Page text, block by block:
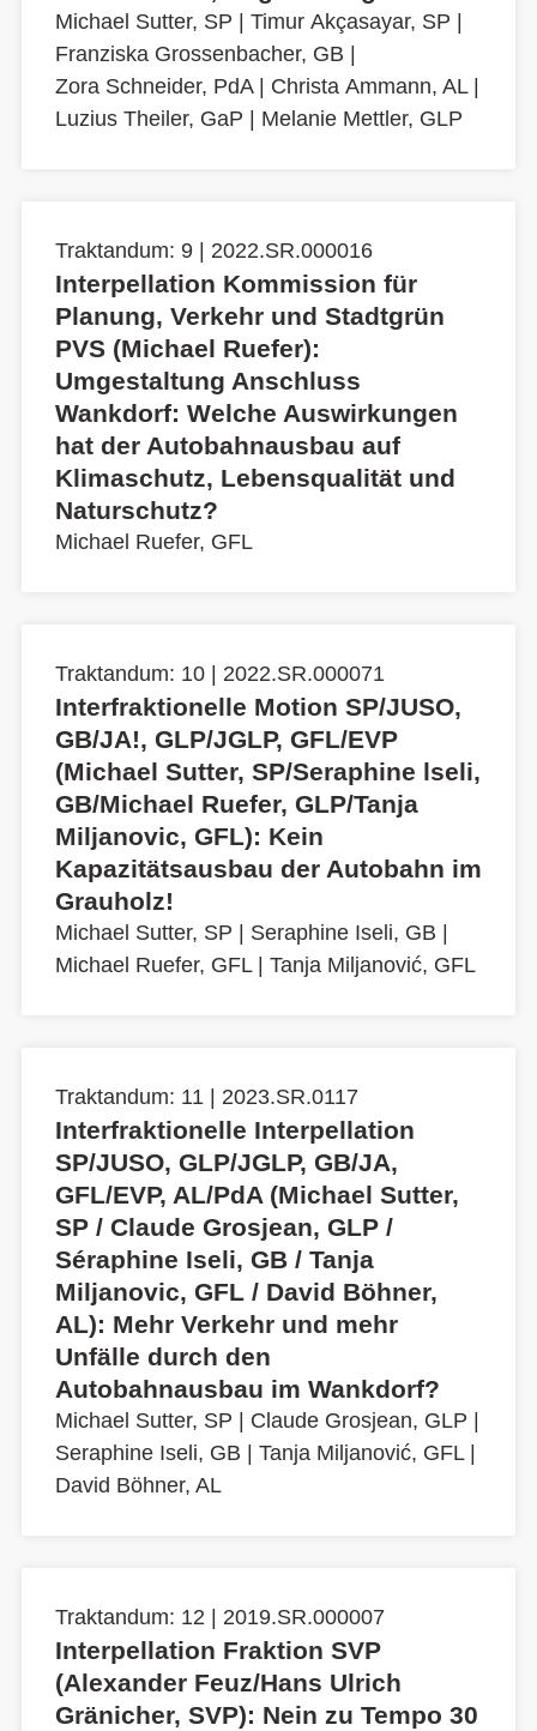
Michael Sutter, SP Timur Akçasayar, SP
Franziska Grossenbacher, GB
Zora Schneider, PdA| Christa Ammann, AL|
Luzius Theiler, GaP
Melanie Mettler, GLP
Traktandum: 9 | 2022.SR.000016
Interpellation Kommission für
Planung, Verkehr und Stadtgrün
PVS (Michael Ruefer):
Umgestaltung Anschluss
Wankdorf: Welche Auswirkungen
hat der Autobahnausbau auf
Klimaschutz, Lebensqualität und
Naturschutz?
Michael Ruefer, GFL
Traktandum: 10 | 2022.SR.000071
Interfraktionelle Motion SP/JUSO,
GB/JA!, GLP/JGLP, GFL/EVP
(Michael Sutter, SP/Seraphine lseli,
GB/Michael Ruefer, GLP/Tanja
Miljanovic, GFL): Kein
Kapazitätsausbau der Autobahn im
Grauholz!
Michael Sutter, SP Seraphine Iseli, GB
Michael Ruefer, GFL| Tanja Miljanović, GFL
Traktandum: 11 | 2023.SR.0117
Interfraktionelle Interpellation
SP/JUSO, GLP/JGLP, GB/JA,
GFL/EVP, AL/PdA (Michael Sutter,
SP / Claude Grosjean, GLP /
Séraphine Iseli, GB / Tanja
Miljanovic, GFL / David Böhner,
AL): Mehr Verkehr und mehr
Unfälle durch den
Autobahnausbau im Wankdorf?
Michael Sutter, SP Claude Grosjean, GLP
Seraphine Iseli, GB
Tanja Miljanović, GFL|
David Böhner, AL
Traktandum: 12 | 2019.SR.000007
Interpellation Fraktion SVP
(Alexander Feuz/Hans Ulrich
Gränicher, SVP): Nein zu Tempo 30